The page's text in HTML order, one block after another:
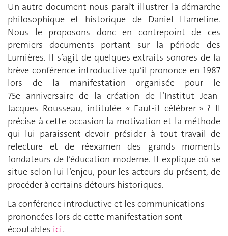
Un autre document nous paraît illustrer la démarche
philosophique et historique de Daniel Hameline.
Nous le proposons donc en contrepoint de ces
premiers documents portant sur la période des
Lumières. Il s’agit de quelques extraits sonores de la
brève conférence introductive qu’il prononce en 1987
lors de la manifestation organisée pour le
75e anniversaire de la création de l’Institut Jean-
Jacques Rousseau, intitulée « Faut-il célébrer » ? Il
précise à cette occasion la motivation et la méthode
qui lui paraissent devoir présider à tout travail de
relecture et de réexamen des grands moments
fondateurs de l’éducation moderne. Il explique où se
situe selon lui l’enjeu, pour les acteurs du présent, de
procéder à certains détours historiques.
La conférence introductive et les communications
prononcées lors de cette manifestation sont
écoutables ici.